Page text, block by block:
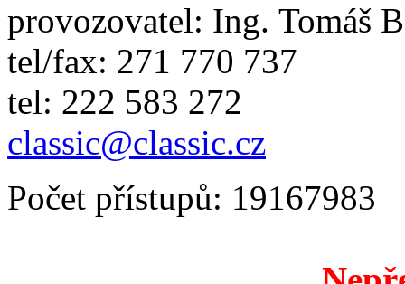
provozovatel: Ing. Tomáš
tel/fax: 271 770 737
tel: 222 583 272
classic@classic.cz
Počet přístupů: 19167983